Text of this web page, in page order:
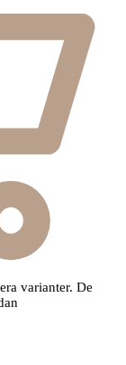
varianter. De